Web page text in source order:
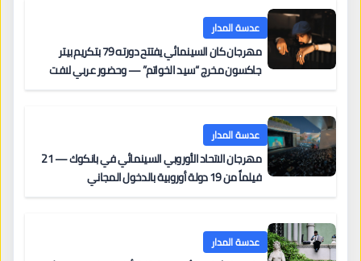
عدسة المدار
مهرجان كان السينمائي يفتتح دورته 79 بتكريم بيتر
جاكسون مخرج “سيد الخواتم” — وحضور عربي لافت
عدسة المدار
مهرجان الاتحاد الأوروبي السينمائي في بانكوك — 21
فيلماً من 19 دولة أوروبية بالدخول المجاني
عدسة المدار